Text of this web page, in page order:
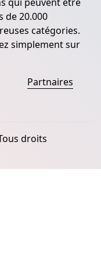
de 20.000
catégories.
simplement sur
Partnaires
droits